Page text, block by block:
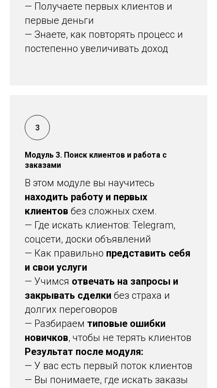
— Получаете первых клиентов и
первые деньги
— Знаете, как повторять процесс и
постепенно увеличивать доход
Модуль 3. Поиск клиентов и работа с
заказами
В этом модуле вы научитесь
находить работу и первых
клиентов без сложных схем.
— Где искать клиентов: Telegram,
соцсети, доски объявлений
— Как правильно представить себя
и свои услуги
— Учимся отвечать на запросы и
закрывать сделки без страха и
долгих переговоров
— Разбираем типовые ошибки
новичков, чтобы не терять клиентов
Результат после модуля:
— У вас есть первый поток клиентов
— Вы понимаете, где искать заказы